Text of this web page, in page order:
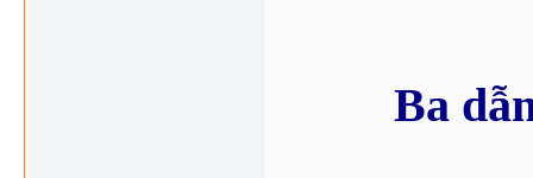
Ba